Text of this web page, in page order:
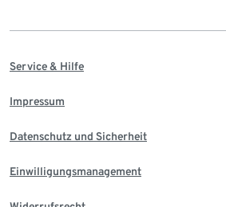
Service & Hilfe
Impressum
Datenschutz und Sicherheit
Einwilligungsmanagement